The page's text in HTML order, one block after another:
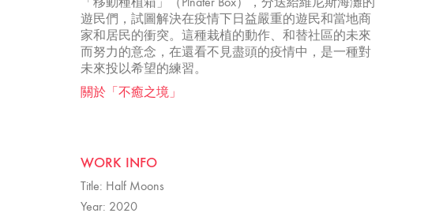
遊民們，試圖解決在疫情下日益嚴重的遊民和當地商
家和居民的衝突。這種栽植的動作、和替社區的未來
而努力的意念，在還看不見盡頭的疫情中，是一種對
未來投以希望的練習。
關於「不癒之境」
WORK INFO
Title: Half Moons
Year: 2020